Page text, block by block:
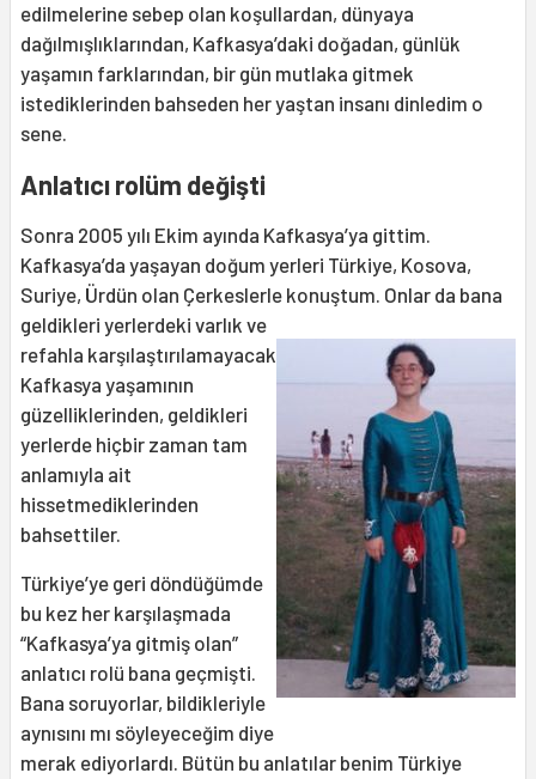
edilmelerine sebep olan koşullardan, dünyaya
dağılmışlıklarından, Kafkasya’daki doğadan, günlük
yaşamın farklarından, bir gün mutlaka gitmek
istediklerinden bahseden her yaştan insanı dinledim o
sene.
Anlatıcı rolüm değişti
Sonra 2005 yılı Ekim ayında Kafkasya’ya gittim.
Kafkasya’da yaşayan doğum yerleri Türkiye, Kosova,
Suriye, Ürdün olan Çerkeslerle konuştum. Onlar da bana
geldikleri yerlerdeki varlık ve
refahla karşılaştırılamayacak
Kafkasya yaşamının
güzelliklerinden, geldikleri
yerlerde hiçbir zaman tam
anlamıyla ait
hissetmediklerinden
bahsettiler.
Türkiye’ye geri döndüğümde
bu kez her karşılaşmada
“Kafkasya’ya gitmiş olan”
anlatıcı rolü bana geçmişti.
Bana soruyorlar, bildikleriyle
aynısını mı söyleyeceğim diye
merak ediyorlardı. Bütün bu anlatılar benim Türkiye